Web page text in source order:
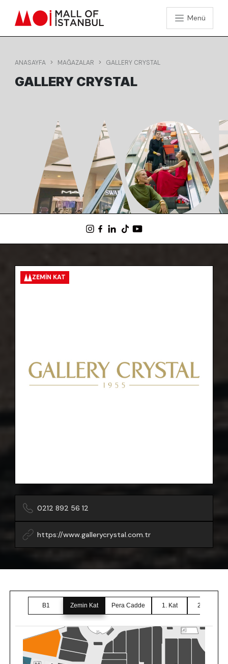
Menü
ANASAYFA MAĞAZALAR GALLERY CRYSTAL
GALLERY CRYSTAL
0212 892 56 12
https://www.gallerycrystal.com.tr
ZEMIN KAT